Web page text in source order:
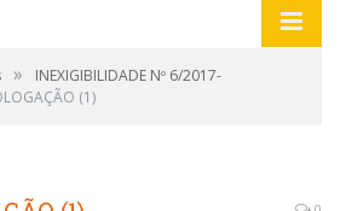
»
INEXIGIBILIDADE Nº 6/2017-
(1)